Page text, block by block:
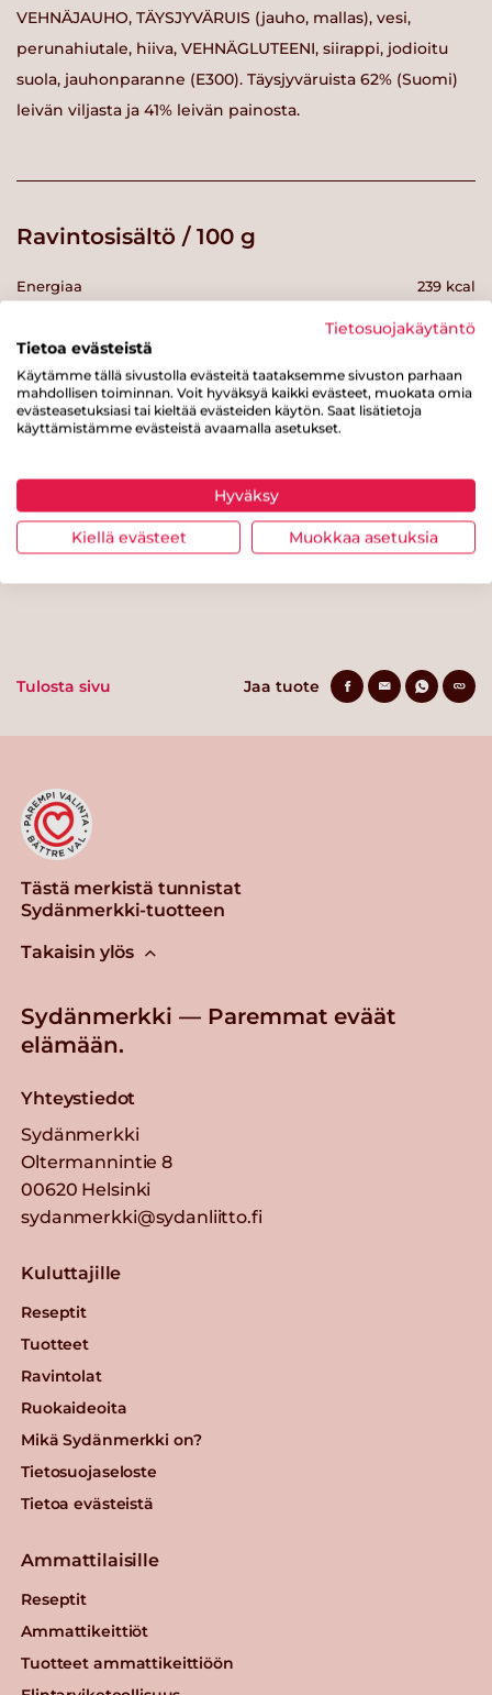
VEHNÄJAUHO, TÄYSJYVÄRUIS (jauho, mallas), vesi,
perunahiutale, hiiva, VEHNÄGLUTEENI, siirappi, jodioitu
suola, jauhonparanne (E300). Täysjyväruista 62% (Suomi)
leivän viljasta ja 41% leivän painosta.
Ravintosisältö / 100 g
Energiaa 239 kcal
1.5 g
Hiilihydraatteja 43 g
josta sokereita
Kuitua 9.5 g
Proteiinia 8.5 g
Suolaa 0.6 g
Tulosta sivu Jaa tuote
Tästä merkistä tunnistat
Sydänmerkki-tuotteen
Takaisin ylös
Sydänmerkki — Paremmat eväät
elämään.
Yhteystiedot
Sydänmerkki
Oltermannintie 8
00620 Helsinki
sydanmerkki@sydanliitto.fi
Kuluttajille
Reseptit
Tuotteet
Ravintolat
Ruokaideoita
Mikä Sydänmerkki on?
Tietosuojaseloste
Tietoa evästeistä
Ammattilaisille
Reseptit
Ammattikeittiöt
Tuotteet ammattikeittiöön
Tietosuojakäytäntö
Tietoa evästeistä
Käytämme tällä sivustolla evästeitä taataksemme sivuston parhaan
mahdollisen toiminnan. Voit hyväksyä kaikki evästeet, muokata omia
evästeasetuksiasi tai kieltää evästeiden käytön. Saat lisätietoja
käyttämistämme evästeistä avaamalla asetukset.
Hyväksy
Kiellä evästeet Muokkaa asetuksia